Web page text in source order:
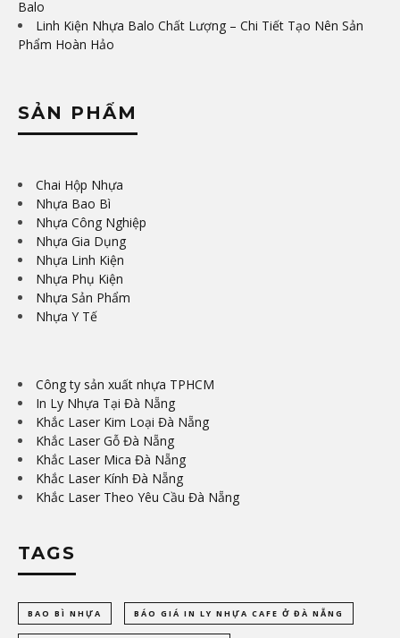
Balo
Linh Kiện Nhựa Balo Chất Lượng – Chi Tiết Tạo Nên Sản
Phẩm Hoàn Hảo
SẢN PHẨM
Chai Hộp Nhựa
Nhựa Bao Bì
Nhựa Công Nghiệp
Nhựa Gia Dụng
Nhựa Linh Kiện
Nhựa Phụ Kiện
Nhựa Sản Phẩm
Nhựa Y Tế
Công ty sản xuất nhựa TPHCM
In Ly Nhựa Tại Đà Nẵng
Khắc Laser Kim Loại Đà Nẵng
Khắc Laser Gỗ Đà Nẵng
Khắc Laser Mica Đà Nẵng
Khắc Laser Kính Đà Nẵng
Khắc Laser Theo Yêu Cầu Đà Nẵng
TAGS
BAO BÌ NHỰA BÁO GIÁ IN LY NHỰA CAFE Ở ĐÀ NẴNG